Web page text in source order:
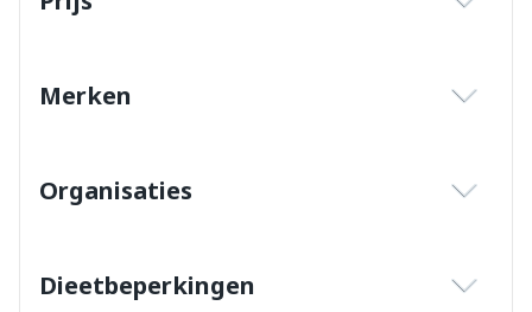
Merken
Organisaties
Dieetbeperkingen